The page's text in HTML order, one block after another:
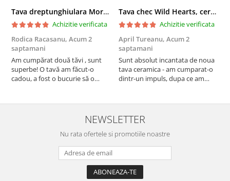
Tava dreptunghiulara Morning Sunrise, ceramica smaltuita, pictata manual, 27,0 X 32, 5 cm
Achizitie verificata
Rodica Racasanu, Acum 2
saptamani
Am cumpărat două tăvi , sunt
superbe! O tavă am făcut-o
cadou, a fost o bucurie să o
este o plăcere să o folosim, are
Tava chec Wild Hearts, ceramica smaltuita, pictata manual, 31,0 X 12,0 cm
Achizitie verificata
April Tureanu, Acum 2
saptamani
Sunt absolut incantata de noua
tava ceramica - am cumparat-o
dintr-un impuls, dupa ce am
pete de rugina dupa spalare.
Aceasta ma va scapa de aceasta
neplacere, in plus este tare
frumoasa, o ...
NEWSLETTER
Nu rata ofertele si promotiile noastre